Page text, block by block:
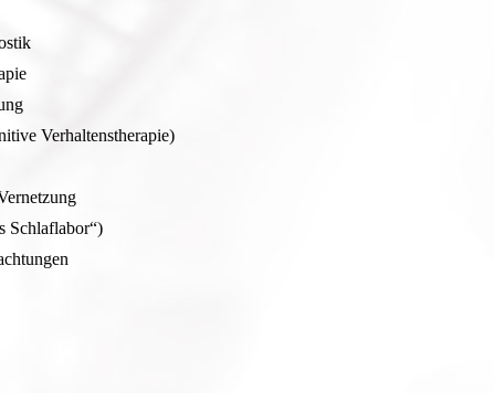
Verhaltenstherapie)
Schlaflabor“)